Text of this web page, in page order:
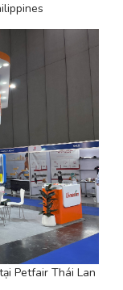
Petfair Thái Lan